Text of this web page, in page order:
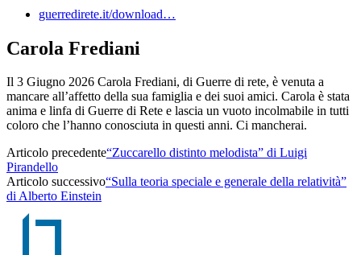
guerredirete.it/download…
Carola Frediani
Il 3 Giugno 2026 Carola Frediani, di Guerre di rete, è venuta a
mancare all’affetto della sua famiglia e dei suoi amici. Carola è stata
anima e linfa di Guerre di Rete e lascia un vuoto incolmabile in tutti
coloro che l’hanno conosciuta in questi anni. Ci mancherai.
Articolo precedente“Zuccarello distinto melodista” di Luigi
Pirandello
Articolo successivo“Sulla teoria speciale e generale della relatività”
di Alberto Einstein